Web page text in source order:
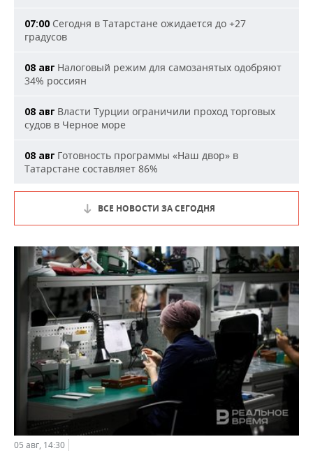
07:00 Сегодня в Татарстане ожидается до +27
градусов
08 авг Налоговый режим для самозанятых одобряют
34% россиян
08 авг Власти Турции ограничили проход торговых
судов в Черное море
08 авг Готовность программы «Наш двор» в
Татарстане составляет 86%
ВСЕ НОВОСТИ ЗА СЕГОДНЯ
05 авг, 14:30